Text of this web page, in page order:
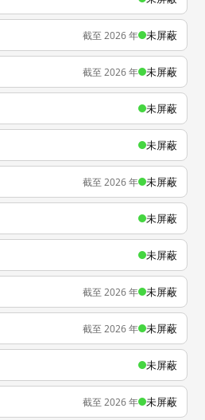
截至 2026 年 未屏蔽
截至 2026 年 未屏蔽
未屏蔽
未屏蔽
截至 2026 年 未屏蔽
未屏蔽
未屏蔽
截至 2026 年 未屏蔽
截至 2026 年 未屏蔽
未屏蔽
截至 2026 年 未屏蔽